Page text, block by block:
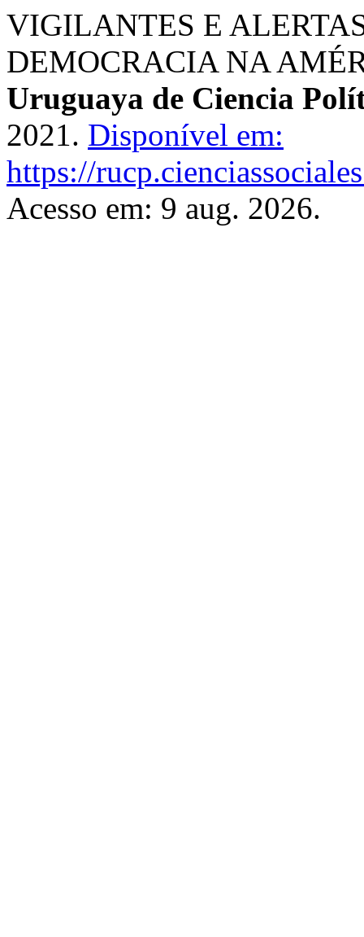
VIGILANTES E
DEMOCRACIA NA
Uruguaya de Ciencia
2021. Disponível em:
https://
Acesso em: 9 aug. 2026.